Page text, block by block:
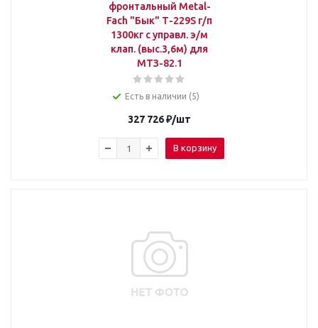
фронтальный Metal-
Fach "Бык" Т-229S г/п
1300кг с управл. э/м
клап. (выс.3,6м) для
МТЗ-82.1
Есть в наличии (5)
327 726₽/шт
В корзину